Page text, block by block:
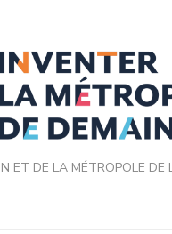
ET DE LA MÉTROPOLE DE